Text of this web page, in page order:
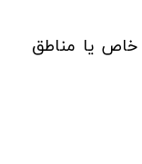
یا مناطق